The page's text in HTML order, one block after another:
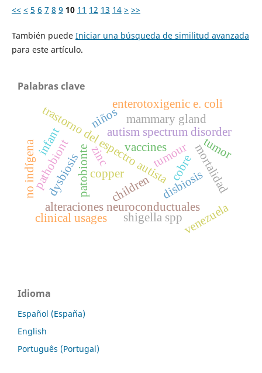
<< < 5 6 7 8 9 10 11 12 13 14 > >>
También puede Iniciar una búsqueda de similitud avanzada
para este artículo.
Palabras clave
trastorno del espectro autistacobre
zinc
disbiosis
alteraciones neuroconductuales
patobionte
autism spectrum disorder
copper
dysbiosis
pathobiont mortalidad
no indígena
niños
venezuela
children
shigella spp
vaccines
enterotoxigenic e. coli
tumor
tumour
mammary gland
infant
clinical usages
Idioma
Español (España)
English
Português (Portugal)